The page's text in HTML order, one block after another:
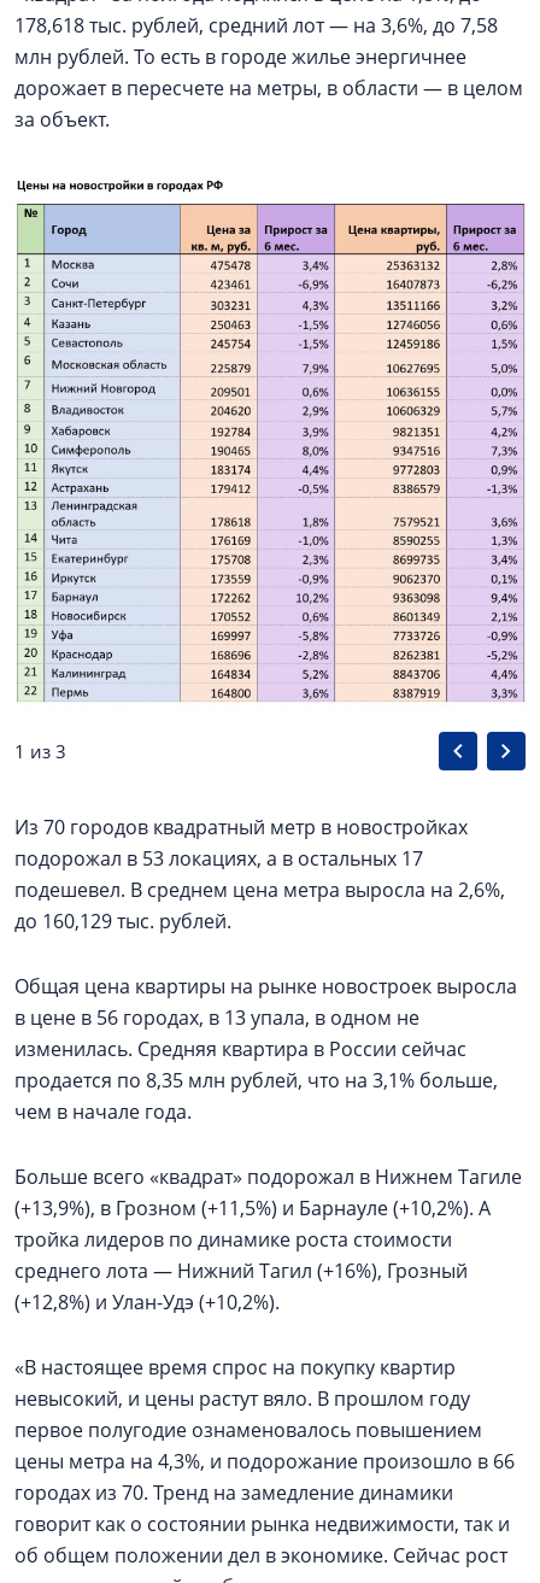
178,618 тыс. рублей, средний лот — на 3,6%, до 7,58
млн рублей. То есть в городе жилье энергичнее
дорожает в пересчете на метры, в области — в целом
за объект.
1 из 3
Из 70 городов квадратный метр в новостройках
подорожал в 53 локациях, а в остальных 17
подешевел. В среднем цена метра выросла на 2,6%,
до 160,129 тыс. рублей.
Общая цена квартиры на рынке новостроек выросла
в цене в 56 городах, в 13 упала, в одном не
изменилась. Средняя квартира в России сейчас
продается по 8,35 млн рублей, что на 3,1% больше,
чем в начале года.
Больше всего «квадрат» подорожал в Нижнем Тагиле
(+13,9%), в Грозном (+11,5%) и Барнауле (+10,2%). А
тройка лидеров по динамике роста стоимости
среднего лота — Нижний Тагил (+16%), Грозный
(+12,8%) и Улан-Удэ (+10,2%).
«В настоящее время спрос на покупку квартир
невысокий, и цены растут вяло. В прошлом году
первое полугодие ознаменовалось повышением
цены метра на 4,3%, и подорожание произошло в 66
городах из 70. Тренд на замедление динамики
говорит как о состоянии рынка недвижимости, так и
об общем положении дел в экономике. Сейчас рост